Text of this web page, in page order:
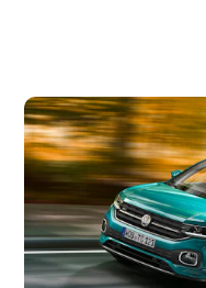
Mantenimiento del
27 de mayo de 2021
Resumen y coste de
Volkswagen T-Cross,